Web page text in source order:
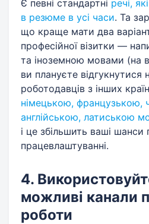
Є певні стандартні речі,
в резюме в усі часи. Та
що краще мати два
професійної візитки —
та іноземною мовами (на
ви плануєте відгукнутися
роботодавців з інших
німецькою, французькою,
англійською, латиською
і це збільшить ваші шанси
працевлаштуванні.
4.
можливі канали
роботи